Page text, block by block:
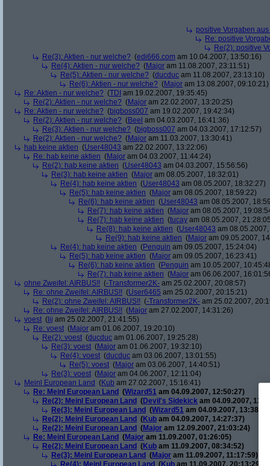
positive Vorgaben
Re: positive
Re(2): positive
Re(3): Aktien - nur welche? (edi666.com am 10.04.2007, 13:50:16)
Re(4): Aktien - nur welche? (Major am 11.08.2007, 23:11:51)
Re(5): Aktien - nur welche? (ducduc am 11.08.2007, 23:13:10)
Re(6): Aktien - nur welche? (Major am 13.08.2007, 09:10:21)
Re: Aktien - nur welche? (TDI am 19.02.2007, 19:35:45)
Re(2): Aktien - nur welche? (Major am 22.02.2007, 13:20:25)
Re: Aktien - nur welche? (bigboss007 am 19.02.2007, 19:42:34)
Re(2): Aktien - nur welche? (Beel am 04.03.2007, 16:41:36)
Re(3): Aktien - nur welche? (bigboss007 am 04.03.2007, 17:12:57)
Re(2): Aktien - nur welche? (Major am 11.03.2007, 13:30:41)
hab keine aktien (User48043 am 22.02.2007, 13:22:06)
Re: hab keine aktien (Major am 04.03.2007, 11:44:24)
Re(2): hab keine aktien (User48043 am 04.03.2007, 15:56:56)
Re(3): hab keine aktien (Major am 08.05.2007, 18:32:01)
Re(4): hab keine aktien (User48043 am 08.05.2007, 18:32:27)
Re(5): hab keine aktien (Major am 08.05.2007, 18:59:22)
Re(6): hab keine aktien (User48043 am 08.05.2007,
Re(7): hab keine aktien (Major am 08.05.2007,
Re(7): hab keine aktien (tucay am 08.05.2007,
Re(8): hab keine aktien (User48043 am
Re(9): hab keine aktien (Major am 09.05.2007,
Re(4): hab keine aktien (Penguin am 09.05.2007, 15:24:04)
Re(5): hab keine aktien (Major am 09.05.2007, 16:23:41)
Re(6): hab keine aktien (Penguin am 10.05.2007,
Re(7): hab keine aktien (Major am 06.06.2007,
ohne Zweifel: AIRBUS!! (-Transformer2K- am 25.02.2007, 20:08:57)
Re: ohne Zweifel: AIRBUS!! (User6465 am 25.02.2007, 20:15:21)
Re(2): ohne Zweifel: AIRBUS!! (-Transformer2K- am 25.02.2007,
Re: ohne Zweifel: AIRBUS!! (Major am 27.02.2007, 14:31:26)
voest ( lij am 25.02.2007, 21:41:55)
Re: voest (Major am 01.06.2007, 19:20:10)
Re(2): voest (ducduc am 01.06.2007, 19:25:28)
Re(3): voest (Major am 01.06.2007, 19:32:10)
Re(4): voest (ducduc am 03.06.2007, 13:01:55)
Re(5): voest (Major am 03.06.2007, 14:40:51)
Re(3): voest (Major am 04.06.2007, 12:11:04)
Meinl European Land (Kub am 27.02.2007, 15:16:41)
Re: Meinl European Land (Wizard51 am 04.09.2007, 12:50:27)
Re(2): Meinl European Land (Devil's Sidekick am 04.09.2007,
Re(3): Meinl European Land (Wizard51 am 04.09.2007,
Re(2): Meinl European Land (Kub am 04.09.2007, 14:27:37)
Re(2): Meinl European Land (Major am 12.09.2007, 21:03:24)
Re: Meinl European Land (Major am 11.09.2007, 01:26:05)
Re(2): Meinl European Land (Kub am 11.09.2007, 08:34:52)
Re(3): Meinl European Land (Major am 11.09.2007, 11:17:59)
Re(4): Meinl European Land (Kub am 11.09.2007, 20:13:29)